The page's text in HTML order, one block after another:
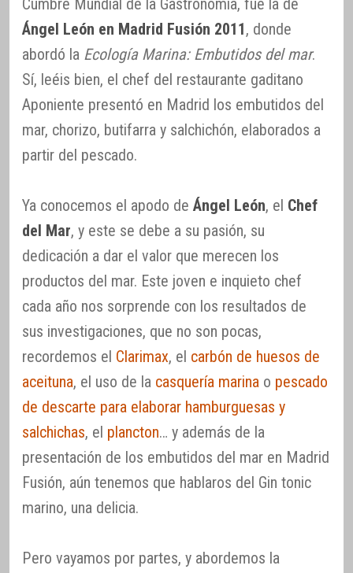
Cumbre Mundial de la Gastronomía, fue la de
Ángel León en Madrid Fusión 2011, donde
abordó la Ecología Marina: Embutidos del mar.
Sí, leéis bien, el chef del restaurante gaditano
Aponiente presentó en Madrid los embutidos del
mar, chorizo, butifarra y salchichón, elaborados a
partir del pescado.
Ya conocemos el apodo de Ángel León, el Chef
del Mar, y este se debe a su pasión, su
dedicación a dar el valor que merecen los
productos del mar. Este joven e inquieto chef
cada año nos sorprende con los resultados de
sus investigaciones, que no son pocas,
recordemos el Clarimax, el carbón de huesos de
aceituna, el uso de la casquería marina o pescado
de descarte para elaborar hamburguesas y
salchichas, el plancton… y además de la
presentación de los embutidos del mar en Madrid
Fusión, aún tenemos que hablaros del Gin tonic
marino, una delicia.
Pero vayamos por partes, y abordemos la